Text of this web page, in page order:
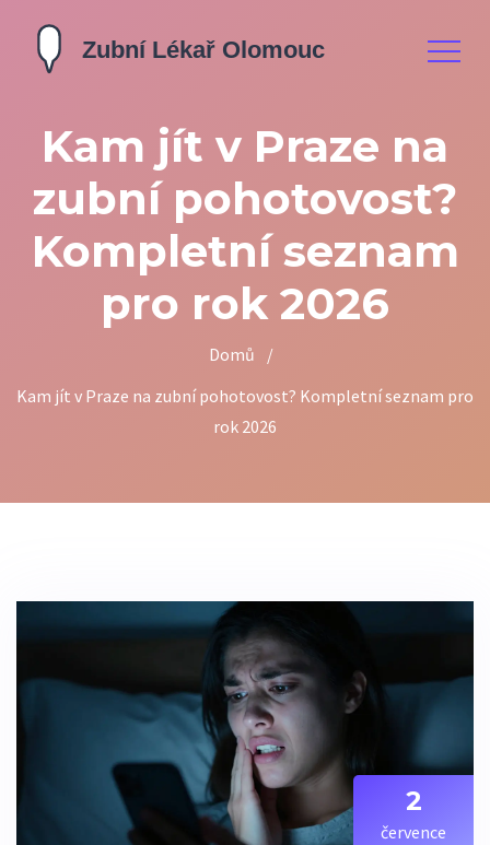
Kam jít v Praze na
zubní pohotovost?
Kompletní seznam
pro rok 2026
Domů
/
Kam jít v Praze na zubní pohotovost? Kompletní seznam pro
rok 2026
2
července